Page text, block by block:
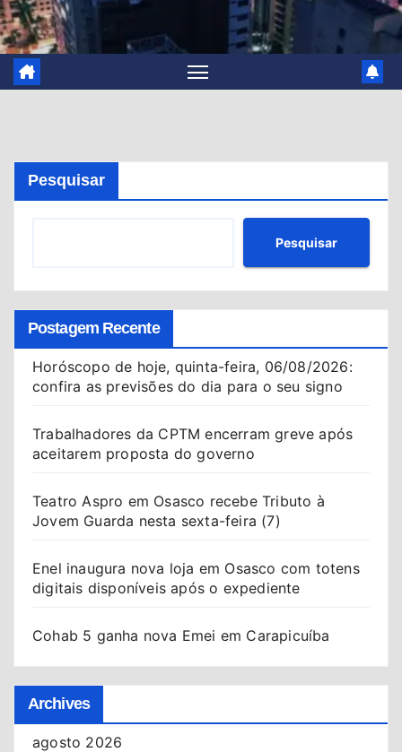
Pesquisar
Pesquisar
Postagem Recente
Horóscopo de hoje, quinta-feira, 06/08/2026:
confira as previsões do dia para o seu signo
Trabalhadores da CPTM encerram greve após
aceitarem proposta do governo
Teatro Aspro em Osasco recebe Tributo à
Jovem Guarda nesta sexta-feira (7)
Enel inaugura nova loja em Osasco com totens
digitais disponíveis após o expediente
Cohab 5 ganha nova Emei em Carapicuíba
Archives
agosto 2026